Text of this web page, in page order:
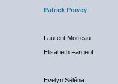
Patrick Poivey
Laurent Morteau
Elisabeth Fargeot
Evelyn Séléna